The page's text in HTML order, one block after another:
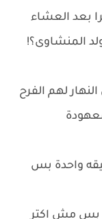
بعد العشاء
المنشاوى؟!
لهم الفرح
واحدة بس
بس مش اكتر